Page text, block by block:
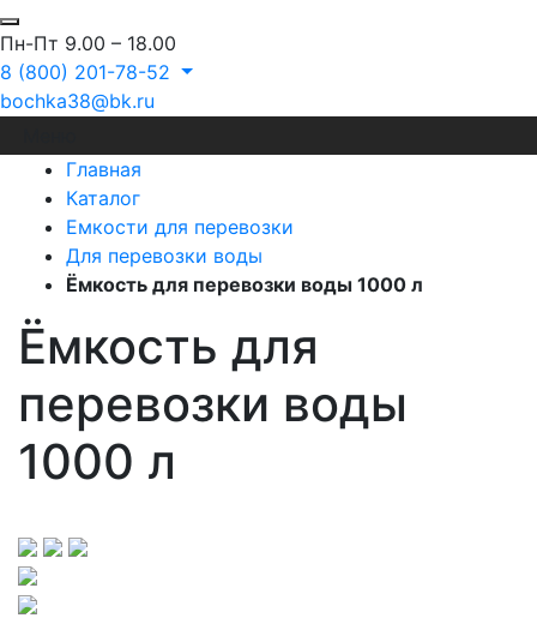
Пн-Пт 9.00 – 18.00
8 (800) 201-78-52
bochka38@bk.ru
Главная
Каталог
Емкости для перевозки
Для перевозки воды
Ёмкость для перевозки воды 1000 л
Ёмкость для
перевозки воды
1000 л